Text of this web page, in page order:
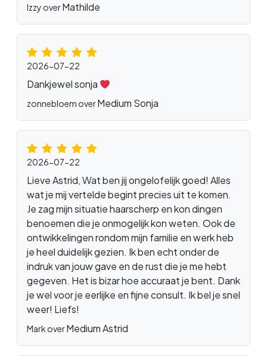
Izzy overMathilde
2026-07-22
Dankjewel sonja
zonnebloem overMedium Sonja
2026-07-22
Lieve Astrid, Wat ben jij ongelofelijk goed! Alles
wat je mij vertelde begint precies uit te komen.
Je zag mijn situatie haarscherp en kon dingen
benoemen die je onmogelijk kon weten. Ook de
ontwikkelingen rondom mijn familie en werk heb
je heel duidelijk gezien. Ik ben echt onder de
indruk van jouw gave en de rust die je me hebt
gegeven. Het is bizar hoe accuraat je bent. Dank
je wel voor je eerlijke en fijne consult. Ik bel je snel
weer! Liefs!
Mark overMedium Astrid